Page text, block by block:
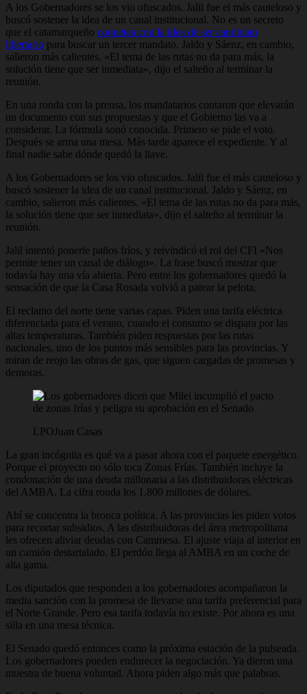
A los Gobernadores se los vio ofuscados. Jalil fue el más cauteloso y
buscó sostener la idea de un canal institucional. No es un secreto
que el catamarqueño coquetea con la idea de ser candidato
libertario para buscar un tercer mandato. Jaldo y Sáenz, en cambio,
salieron más calientes. «El tema de las rutas no da para más, la
solución tiene que ser inmediata», dijo el salteño al terminar la
reunión.
En una ronda con la prensa, los mandatarios contaron que elevarán
un documento con sus propuestas y que el Gobierno las va a
considerar. La fórmula sonó conocida. Primero se pide el voto.
Después se arma una mesa. Más tarde aparece el expediente. Y al
final nadie sabe dónde quedó la llave.
A los Gobernadores se los vio ofuscados. Jalil fue el más cauteloso y
buscó sostener la idea de un canal institucional. Jaldo y Sáenz, en
cambio, salieron más calientes. «El tema de las rutas no da para más,
la solución tiene que ser inmediata», dijo el salteño al terminar la
reunión.
Jalil intentó ponerle paños fríos, y reivindicó el rol del CFI «Nos
permite tener un canal de diálogo». La frase buscó mostrar que
todavía hay una vía abierta. Pero entre los gobernadores quedó la
sensación de que la Casa Rosada volvió a patear la pelota.
El reclamo del norte tiene varias capas. Piden una tarifa eléctrica
diferenciada para el verano, cuando el consumo se dispara por las
altas temperaturas. También piden respuestas por las rutas
nacionales, uno de los puntos más sensibles para las provincias. Y
miran de reojo las obras de gas, que siguen cargadas de promesas y
demoras.
LPO Juan Casas
La gran incógnita es qué va a pasar ahora con el paquete energético.
Porque el proyecto no sólo toca Zonas Frías. También incluye la
condonación de una deuda millonaria a las distribuidoras eléctricas
del AMBA. La cifra ronda los 1.800 millones de dólares.
Ahí se concentra la bronca política. A las provincias les piden votos
para recortar subsidios. A las distribuidoras del área metropolitana
les ofrecen aliviar deudas con Cammesa. El ajuste viaja al interior en
un camión destartalado. El perdón llega al AMBA en un coche de
alta gama.
Los diputados que responden a los gobernadores acompañaron la
media sanción con la promesa de llevarse una tarifa preferencial para
el Norte Grande. Pero esa tarifa todavía no existe. Por ahora es una
silla en una mesa técnica.
El Senado quedó entonces como la próxima estación de la pulseada.
Los gobernadores pueden endurecer la negociación. Ya dieron una
muestra de buena voluntad. Ahora piden algo más que palabras.